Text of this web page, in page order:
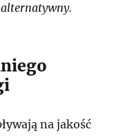
na jakość